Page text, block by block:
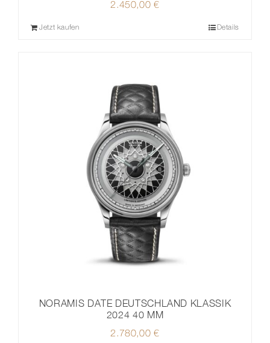
2.450,00€
Jetzt kaufen Details
NORAMIS DATE DEUTSCHLAND KLASSIK
2024 40 MM
2.780,00€